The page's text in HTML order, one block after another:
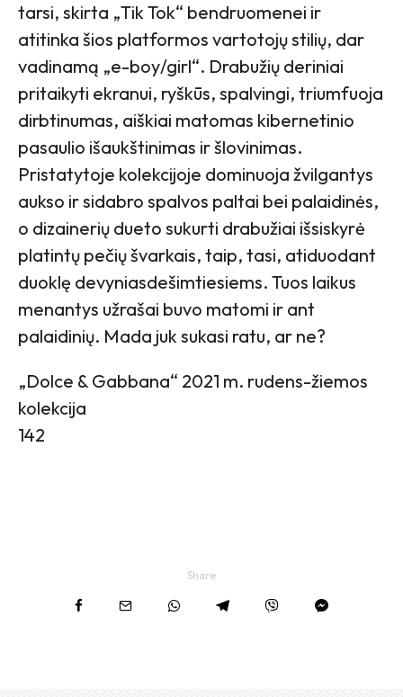
tarsi, skirta „Tik Tok“ bendruomenei ir
atitinka šios platformos vartotojų stilių, dar
vadinamą „e-boy/girl“. Drabužių deriniai
pritaikyti ekranui, ryškūs, spalvingi, triumfuoja
dirbtinumas, aiškiai matomas kibernetinio
pasaulio išaukštinimas ir šlovinimas.
Pristatytoje kolekcijoje dominuoja žvilgantys
aukso ir sidabro spalvos paltai bei palaidinės,
o dizainerių dueto sukurti drabužiai išsiskyrė
platintų pečių švarkais, taip, tasi, atiduodant
duoklę devyniasdešimtiesiems. Tuos laikus
menantys užrašai buvo matomi ir ant
palaidinių. Mada juk sukasi ratu, ar ne?
„Dolce & Gabbana“ 2021 m. rudens-žiemos
kolekcija
142
Share